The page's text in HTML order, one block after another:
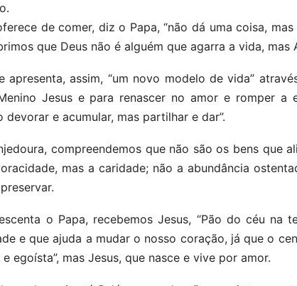
de comer, diz o Papa, “não dá uma coisa,
que Deus não é alguém que agarra a vida, mas
apresenta, assim, “um novo modelo de vida”
Jesus e para renascer no amor e romper a
devorar e acumular, mas partilhar e dar”.
compreendemos que não são os bens que
mas a caridade; não a abundância
o Papa, recebemos Jesus, “Pão do céu na
e que ajuda a mudar o nosso coração, já que o
egoísta”, mas Jesus, que nasce e vive por amor.